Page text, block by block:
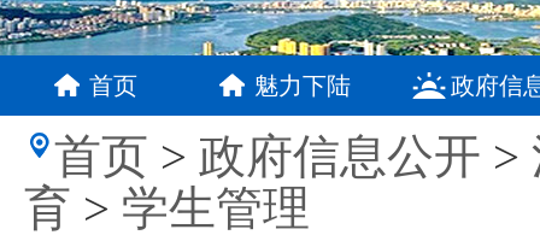
首页 魅力下陆 政府信
首页 > 政府信息公开 >
育 > 学生管理